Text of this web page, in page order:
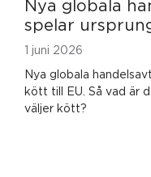
Nya globala
spelar
1 juni 2026
Nya globala
kött till EU. Så vad är
väljer kött?